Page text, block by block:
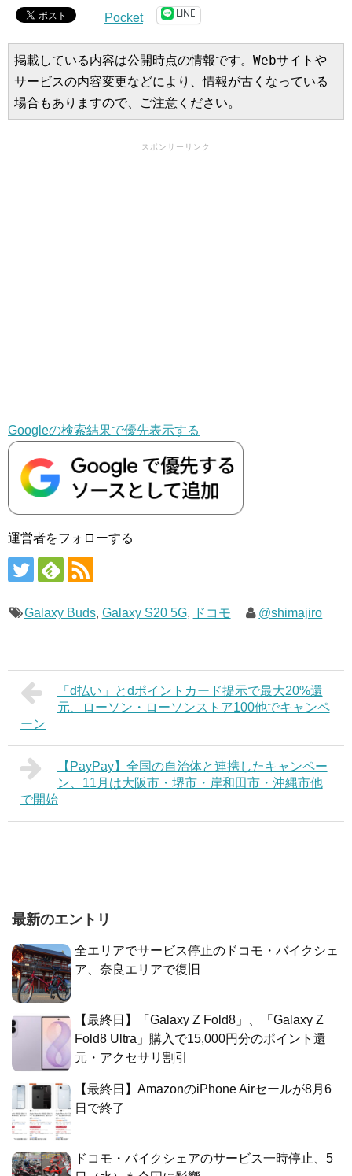
Pocket LINE
掲載している内容は公開時点の情報です。Webサイトや
サービスの内容変更などにより、情報が古くなっている
場合もありますので、ご注意ください。
スポンサーリンク
Googleの検索結果で優先表示する
運営者をフォローする
Galaxy Buds, Galaxy S20 5G, ドコモ @shimajiro
「d払い」とdポイントカード提示で最大20%還
元、ローソン・ローソンストア100他でキャンペ
ーン
【PayPay】全国の自治体と連携したキャンペー
ン、11月は大阪市・堺市・岸和田市・沖縄市他
で開始
最新のエントリ
全エリアでサービス停止のドコモ・バイクシェ
ア、奈良エリアで復旧
【最終日】「Galaxy Z Fold8」、「Galaxy Z
Fold8 Ultra」購入で15,000円分のポイント還
元・アクセサリ割引
【最終日】AmazonのiPhone Airセールが8月6
日で終了
ドコモ・バイクシェアのサービス一時停止、5